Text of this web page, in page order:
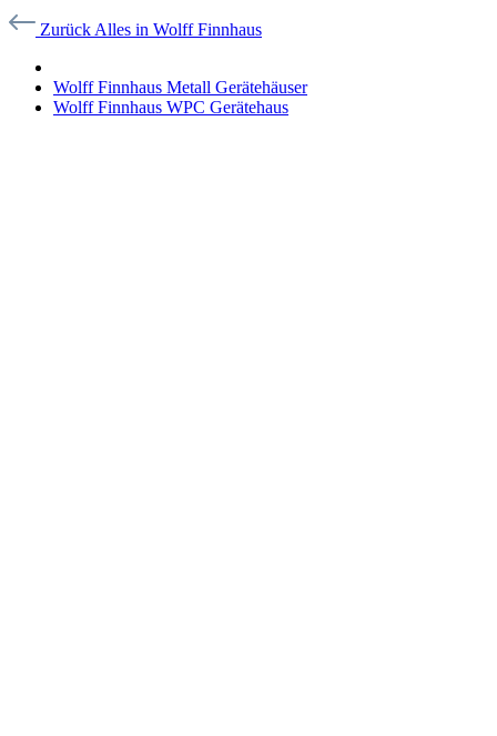
Zurück Alles in Wolff Finnhaus
Wolff Finnhaus Metall Gerätehäuser
Wolff Finnhaus WPC Gerätehaus